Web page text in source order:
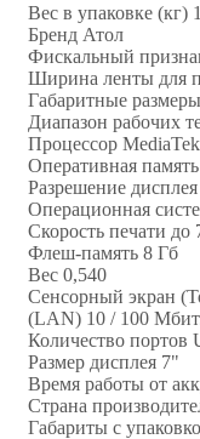
Вес в упаковке (кг)
Бренд Атол
Фискальный
Ширина ленты для
Габаритные
Диапазон рабочих
Процессор
Оперативная
Разрешение
Операционная
Скорость печати до
Флеш-память 8 Гб
Вес 0,540
Сенсорный экран
(LAN) 10 / 100
Количество портов
Размер дисплея 7"
Время работы от
Страна
Габариты с